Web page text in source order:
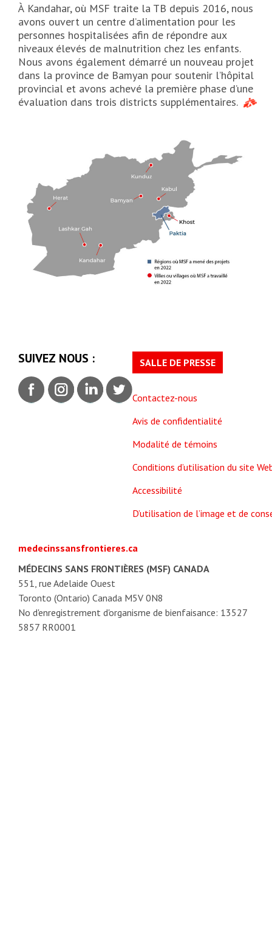
À Kandahar, où MSF traite la TB depuis 2016, nous
avons ouvert un centre d’alimentation pour les
personnes hospitalisées afin de répondre aux
niveaux élevés de malnutrition chez les enfants.
Nous avons également démarré un nouveau projet
dans la province de Bamyan pour soutenir l’hôpital
provincial et avons achevé la première phase d’une
évaluation dans trois districts supplémentaires.
SUIVEZ NOUS : SALLE DE PRESSE
Contactez-nous
Avis de confidentialité
Modalité de témoins
Conditions d’utilisation du site
Accessibilité
D’utilisation de l’image et de
medecinssansfrontieres.ca
MÉDECINS SANS FRONTIÈRES (MSF) CANADA
551, rue Adelaide Ouest
Toronto (Ontario) Canada M5V 0N8
No d'enregistrement d'organisme de bienfaisance: 13527
5857 RR0001